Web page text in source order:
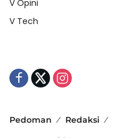
V Opini
V Tech
Pedoman Redaksi